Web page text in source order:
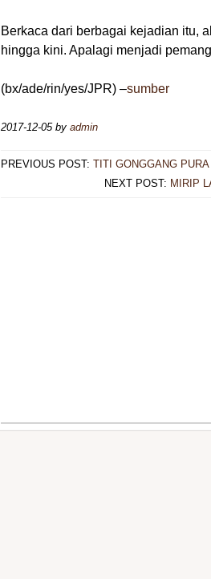
Berkaca dari berbagai kejadian itu,
hingga kini. Apalagi menjadi
(bx/ade/rin/yes/JPR) –sumber
2017-12-05byadmin
PREVIOUS POST:TITI GONGGANG
NEXT POST: MIRIP